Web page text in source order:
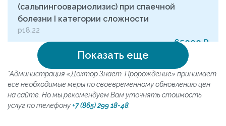
(сальпингоовариолизис) при спаечной
болезни I категории сложности
р18.22
65000 ₽
Лапароскопическая операция
(сальпингоовариолизис) при спаечной
болезни II категории сложности
Показать еще
*Администрация «Доктор Знает. Пророждение» принимает
все необходимые меры по своевременному обновлению цен
на сайте. Но мы рекомендуем Вам уточнять стоимость
услуг по телефону+7 (865) 299 18-48